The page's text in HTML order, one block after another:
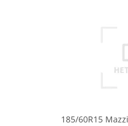
185/60R15